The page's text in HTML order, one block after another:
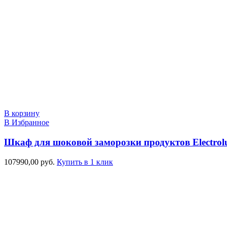
В корзину
В Избранное
Шкаф для шоковой заморозки продуктов
107990,00 руб. Купить в 1 клик